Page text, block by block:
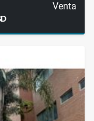
Venta